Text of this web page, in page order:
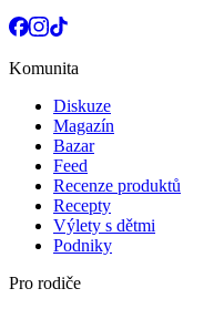
Komunita
Diskuze
Magazín
Bazar
Feed
Recenze produktů
Recepty
Výlety s dětmi
Podniky
Pro rodiče